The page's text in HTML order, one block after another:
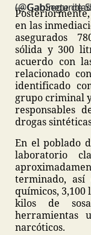
— Gabinete de Seguridad de México
en las
asegurados
sólida y 300
acuerdo con
relacionado
identificado
grupo criminal
responsables
drogas
En el poblado
laboratorio
terminado, así
químicos, 3,100
kilos de
herramientas
narcóticos.